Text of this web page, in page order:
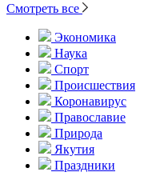
Смотреть все
Экономика
Наука
Спорт
Происшествия
Коронавирус
Православие
Природа
Якутия
Праздники